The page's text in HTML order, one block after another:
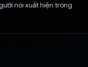
nói xuất hiện trong